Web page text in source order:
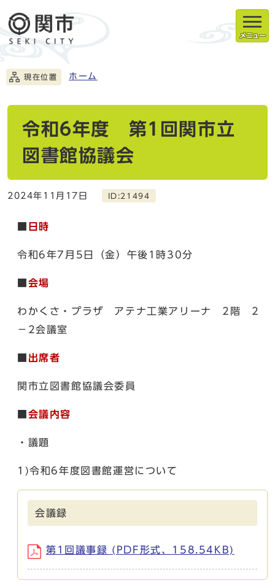
メニュー
現在位置 ホーム
令和6年度 第1回関市立
図書館協議会
2024年11月17日 ID:21494
日時
令和6年7月5日（金）午後1時30分
会場
わかくさ・プラザ アテナ工業アリーナ 2階 2
－2会議室
出席者
関市立図書館協議会委員
会議内容
・議題
1)令和6年度図書館運営について
会議録
第1回議事録 (PDF形式、158.54KB)